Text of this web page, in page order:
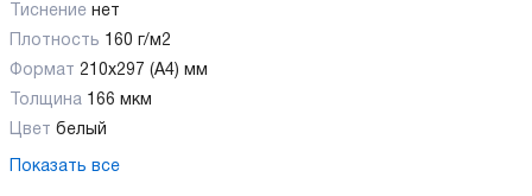
Тиснение нет
Плотность 160 г/м2
Формат 210x297 (А4) мм
Толщина 166 мкм
Цвет белый
Показать все